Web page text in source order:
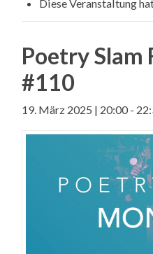
Diese Veranstaltung
Poetry
#110
19. März 2025 | 20:00 -